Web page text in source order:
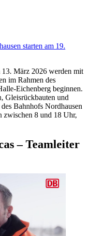
starten am 19.
März 2026 werden mit
im Rahmen des
Eichenberg beginnen.
Gleisrückbauten und
Bahnhofs Nordhausen
zwischen 8 und 18 Uhr,
– Teamleiter